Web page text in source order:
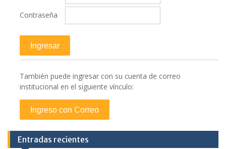
Contraseña
También puede ingresar con su cuenta de correo
institucional en el siguiente vínculo:
Entradas recientes